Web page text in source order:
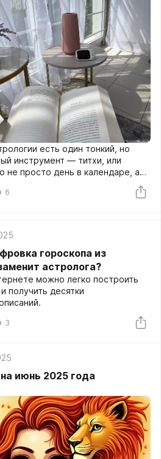
есть один тонкий, но
инструмент — титхи, или
не просто день в календаре, а
Луны, которое влияет на наше
дела и даже самочувствие.
6
гороскопа из
астролога?
можно легко построить
получить десятки
3
июнь 2025 года